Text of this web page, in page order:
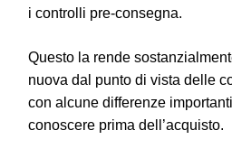
i controlli pre-consegna.
Questo la rende
nuova dal punto di vista delle
con alcune differenze
conoscere prima dell’acquisto.